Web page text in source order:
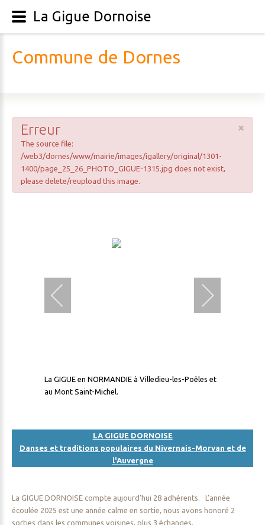
Commune de Dornes
×
Erreur
The source file:
/web3/dornes/www/mairie/images/igallery/original/1301-
1400/page_25_26_PHOTO_GIGUE-1315.jpg does not exist,
please delete/reupload this image.
La GIGUE en NORMANDIE à Villedieu-les-Poêles et
au Mont Saint-Michel.
LA GIGUE DORNOISE
Danses et traditions populaires du Nivernais-Morvan et de
l'Auvergne
La GIGUE DORNOISE compte aujourd’hui 28 adhérents. L’année
écoulée 2025 est une année calme en sortie, nous avons honoré 2
sorties dans les communes voisines, plus 3 échanges.
La Gigue Dornoise